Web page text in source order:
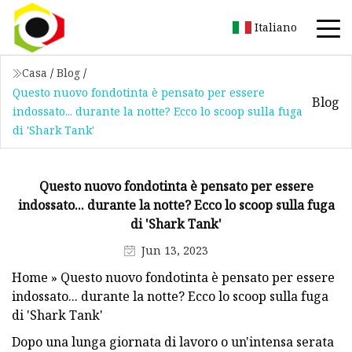
Italiano
Casa / Blog /
Questo nuovo fondotinta è pensato per essere
indossato... durante la notte? Ecco lo scoop sulla fuga
di 'Shark Tank'
Blog
Questo nuovo fondotinta è pensato per essere
indossato... durante la notte? Ecco lo scoop sulla fuga
di 'Shark Tank'
Jun 13, 2023
Home » Questo nuovo fondotinta è pensato per essere
indossato... durante la notte? Ecco lo scoop sulla fuga
di 'Shark Tank'
Dopo una lunga giornata di lavoro o un'intensa serata